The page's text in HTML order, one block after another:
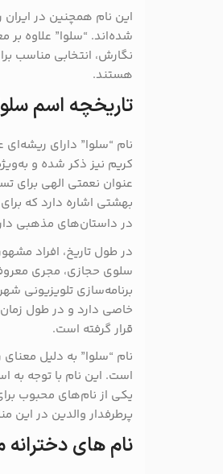
این نام همچنین در ایران
شده‌اند. “سلوا” علاوه
نگارش، انتخابی مناسب
هستند.
تاریخچه اسم
نام “سلوا” دارای
کریم نیز ذکر شده و
عنوان نعمتی الهی برای
بهشتی اشاره دارد که
در داستان‌های مذهبی
در طول تاریخ، افراد
سلوى حجازی، مجری
برنامه‌سازی تلویزیونی
خاصی دارد و در طول
قرار گرفته است​.
نام “سلوا” به دلیل
است. این نام با توجه به
یکی از نام‌های محبوب
پرطرفدار والدین در این
نام های